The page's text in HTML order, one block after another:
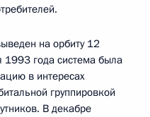
на орбиту 12
1993 года система была
в интересах
группировкой
В декабре